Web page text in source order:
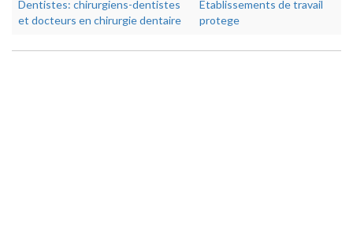
Dentistes: chirurgiens-dentistes
et docteurs en chirurgie dentaire
Etablissements de travail
protege